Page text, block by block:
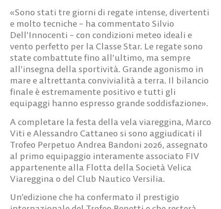
«Sono stati tre giorni di regate intense, divertenti
e molto tecniche – ha commentato Silvio
Dell’Innocenti – con condizioni meteo ideali e
vento perfetto per la Classe Star. Le regate sono
state combattute fino all’ultimo, ma sempre
all’insegna della sportività. Grande agonismo in
mare e altrettanta convivialità a terra. Il bilancio
finale è estremamente positivo e tutti gli
equipaggi hanno espresso grande soddisfazione».
A completare la festa della vela viareggina, Marco
Viti e Alessandro Cattaneo si sono aggiudicati il
Trofeo Perpetuo Andrea Bandoni 2026, assegnato
al primo equipaggio interamente associato FIV
appartenente alla Flotta della Società Velica
Viareggina o del Club Nautico Versilia.
Un’edizione che ha confermato il prestigio